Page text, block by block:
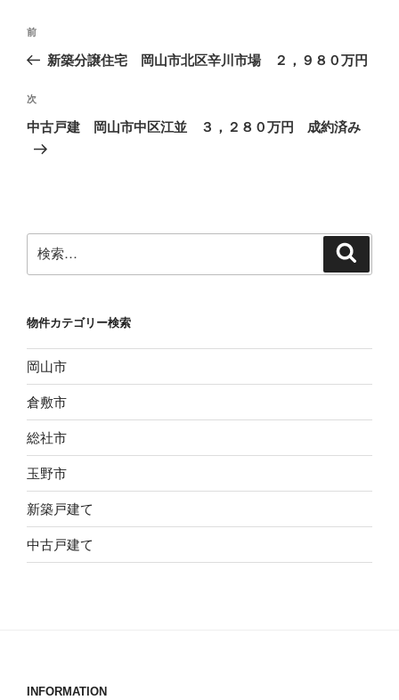
投
ビ
ゲ
ー
前
の
稿
前
新築分譲住宅 岡山市北区辛川市場 ２，９８０万円
次
の
次
中古戸建 岡山市中区江並 ３，２８０万円 成約済み
索:
物件カテゴリー検索
岡山市
倉敷市
総社市
玉野市
新築戸建て
中古戸建て
INFORMATION